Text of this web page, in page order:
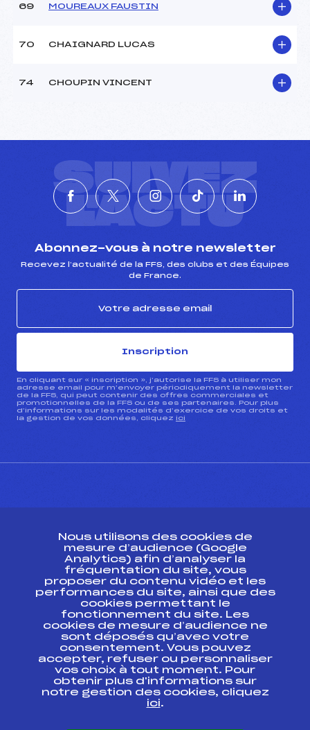
69 MOUREAUX FAUSTIN
70 CHAIGNARD LUCAS
74 CHOUPIN VINCENT
SUIVEZ
L'ACTU
Abonnez-vous à notre newsletter
Recevez l’actualité de la FFS, des clubs et des Équipes
de France.
Inscription
En cliquant sur « inscription », j’autorise la FFS à utiliser mon
adresse email pour m’envoyer périodiquement la newsletter
de la FFS, qui peut contenir des offres commerciales et
promotionnelles de la FFS ou de ses partenaires. Pour plus
d’informations sur les modalités d’exercice de vos droits et
la gestion de vos données, cliquez ici
Ressources
Pass’Neige
Projet sportif fédéral
Projet de performance fédéral
Antidopage
Pôle Développement, Formation, Suivi
Scientifique
Listes ministérielles
Pôle vie de l’athlète
Enseignement professionnel
Nous utilisons des cookies de
mesure d’audience (Google
Analytics) afin d’analyser la
fréquentation du site, vous
proposer du contenu vidéo et les
performances du site, ainsi que des
cookies permettant le
fonctionnement du site. Les
cookies de mesure d’audience ne
sont déposés qu’avec votre
consentement. Vous pouvez
accepter, refuser ou personnaliser
vos choix à tout moment. Pour
obtenir plus d'informations sur
notre gestion des cookies, cliquez
ici.